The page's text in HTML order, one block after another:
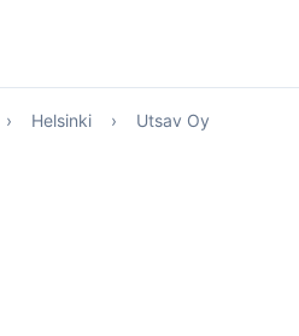
› Helsinki › Utsav Oy